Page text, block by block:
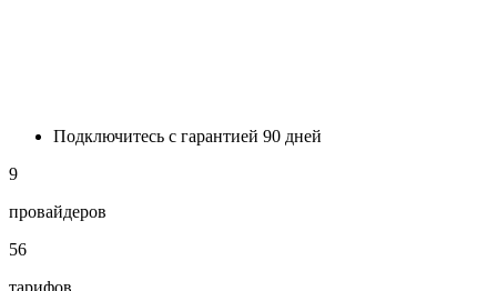
Подключитесь с гарантией 90 дней
9
провайдеров
56
тарифов